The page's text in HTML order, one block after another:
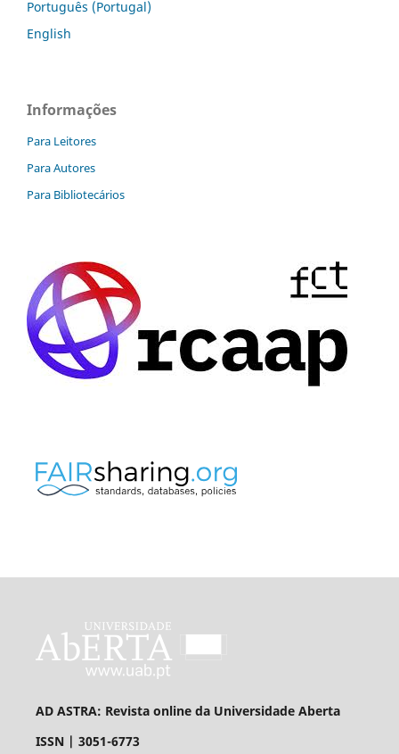
Português (Portugal)
English
Informações
Para Leitores
Para Autores
Para Bibliotecários
AD ASTRA: Revista online da Universidade Aberta
ISSN | 3051-6773